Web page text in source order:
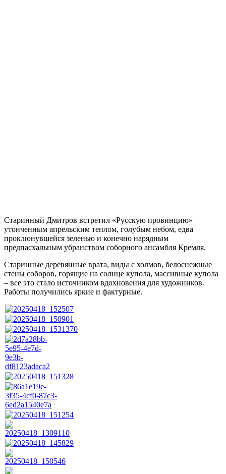
Старинный Дмитров встретил «Русскую провинцию»
утонченным апрельским теплом, голубым небом, едва
проклюнувшейся зеленью и конечно нарядным
предпасхальным убранством соборного ансамбля Кремля.
Старинные деревянные врата, виды с холмов, белоснежные
стены соборов, горящие на солнце купола, массивные купола
– все это стало источником вдохновения для художников.
Работы получились яркие и фактурные.